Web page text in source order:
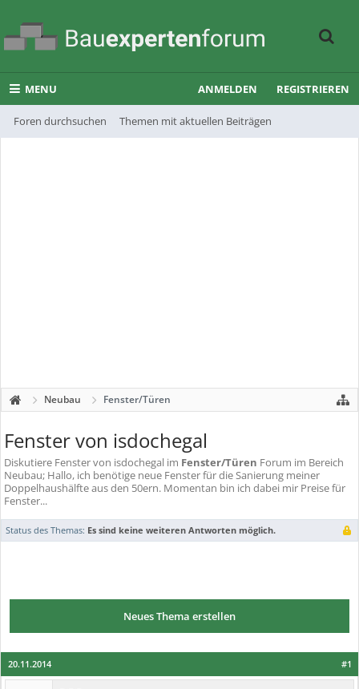
MENU
Foren durchsuchen Themen mit aktuellen Beiträgen
ANMELDEN REGISTRIEREN
Neubau Fenster/Türen
Fenster von isdochegal
Diskutiere Fenster von isdochegal im Fenster/Türen Forum im Bereich
Neubau; Hallo, ich benötige neue Fenster für die Sanierung meiner
Doppelhaushälfte aus den 50ern. Momentan bin ich dabei mir Preise für
Fenster...
Status des Themas: Es sind keine weiteren Antworten möglich.
Neues Thema erstellen
#1
20.11.2014